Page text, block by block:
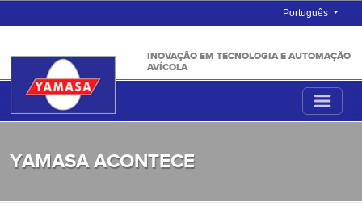
Português
INOVAÇÃO EM TECNOLOGIA E AUTOMAÇÃO
AVÍCOLA
YAMASA ACONTECE